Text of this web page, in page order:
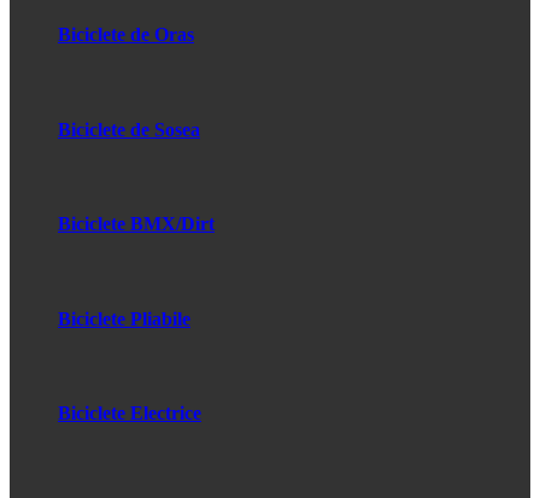
Biciclete de Oras
Biciclete de Sosea
Biciclete BMX/Dirt
Biciclete Pliabile
Biciclete Electrice